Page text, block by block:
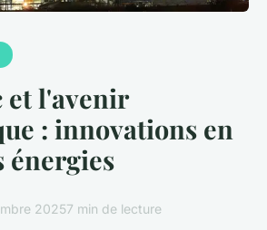
et l'avenir
: innovations en
énergies
20257 min de lecture